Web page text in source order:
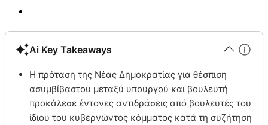
Ai Key Takeaways
Η πρόταση της Νέας Δημοκρατίας για θέσπιση
ασυμβίβαστου μεταξύ υπουργού και βουλευτή
προκάλεσε έντονες αντιδράσεις από βουλευτές του
ίδιου του κυβερνώντος κόμματος κατά τη συζήτηση